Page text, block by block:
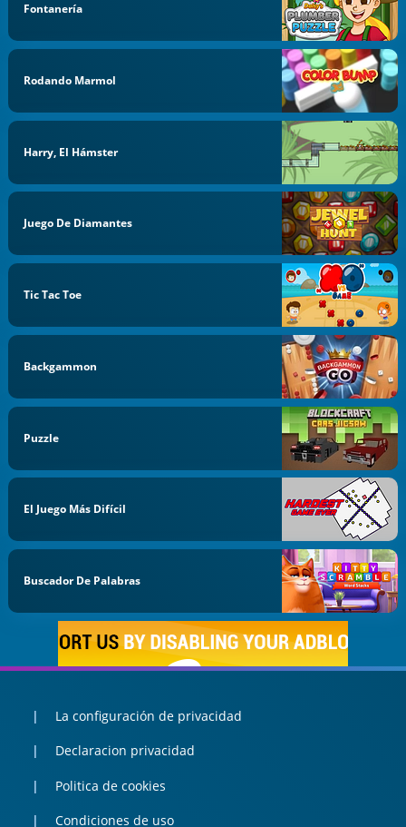
Fontanería
Rodando Marmol
Harry, El Hámster
Juego De Diamantes
Tic Tac Toe
Backgammon
Puzzle
El Juego Más Difícil
Buscador De Palabras
La configuración de privacidad
Declaracion privacidad
Politica de cookies
Condiciones de uso